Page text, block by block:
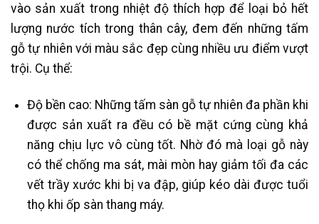
vào sản xuất trong nhiệt độ thích hợp để loại bỏ hết
lượng nước tích trong thân cây, đem đến những tấm
gỗ tự nhiên với màu sắc đẹp cùng nhiều ưu điểm vượt
trội. Cụ thể:
Độ bền cao: Những tấm sàn gỗ tự nhiên đa phần khi
được sản xuất ra đều có bề mặt cứng cùng khả
năng chịu lực vô cùng tốt. Nhờ đó mà loại gỗ này
có thể chống ma sát, mài mòn hay giảm tối đa các
vết trầy xước khi bị va đập, giúp kéo dài được tuổi
thọ khi ốp sàn thang máy.